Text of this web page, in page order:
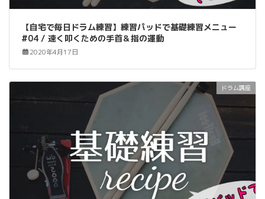
【自宅で毎日ドラム練習】練習パッドで基礎練習メニュー
#04 / 速く叩くための手首＆指の運動
2020年4月17日
ドラム講座